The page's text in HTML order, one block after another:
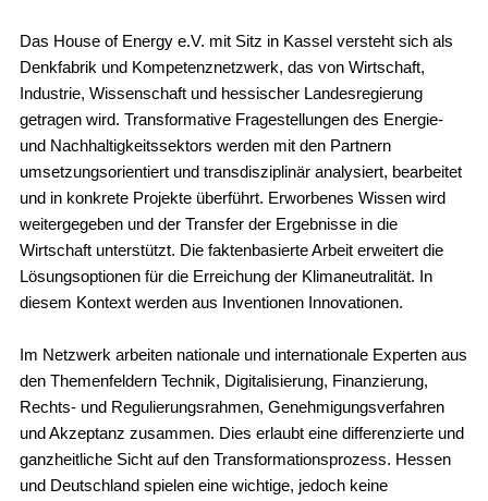
Das House of Energy e.V. mit Sitz in Kassel versteht sich als
Denkfabrik und Kompetenznetzwerk, das von Wirtschaft,
Industrie, Wissenschaft und hessischer Landesregierung
getragen wird. Transformative Fragestellungen des Energie-
und Nachhaltigkeitssektors werden mit den Partnern
umsetzungsorientiert und transdisziplinär analysiert, bearbeitet
und in konkrete Projekte überführt. Erworbenes Wissen wird
weitergegeben und der Transfer der Ergebnisse in die
Wirtschaft unterstützt. Die faktenbasierte Arbeit erweitert die
Lösungsoptionen für die Erreichung der Klimaneutralität. In
diesem Kontext werden aus Inventionen Innovationen.
Im Netzwerk arbeiten nationale und internationale Experten aus
den Themenfeldern Technik, Digitalisierung, Finanzierung,
Rechts- und Regulierungsrahmen, Genehmigungsverfahren
und Akzeptanz zusammen. Dies erlaubt eine differenzierte und
ganzheitliche Sicht auf den Transformationsprozess. Hessen
und Deutschland spielen eine wichtige, jedoch keine